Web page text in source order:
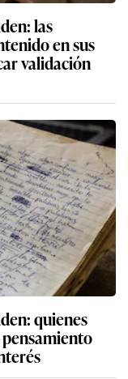
las
en sus
validación
quienes